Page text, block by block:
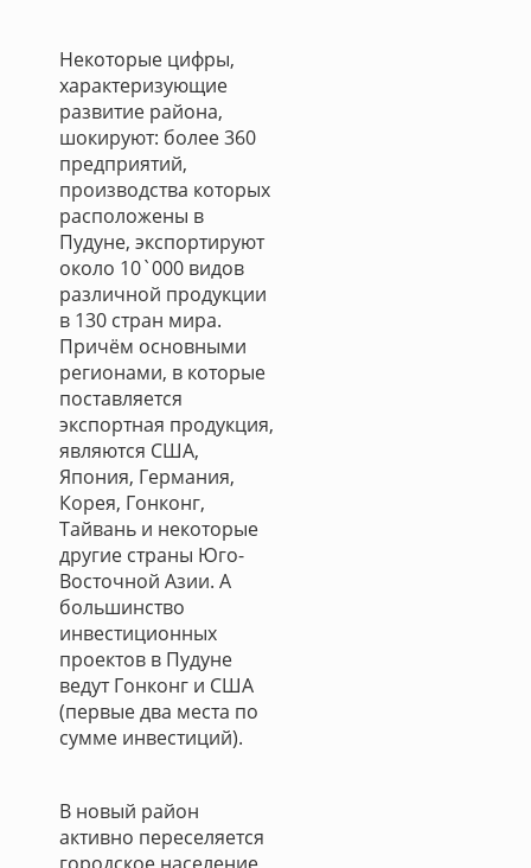
Некоторые цифры,
характеризующие
развитие района,
шокируют: более 360
предприятий,
производства которых
расположены в
Пудуне, экспортируют
около 10`000 видов
различной продукции
в 130 стран мира.
Причём основными
регионами, в которые
поставляется
экспортная продукция,
являются США,
Япония, Германия,
Корея, Гонконг,
Тайвань и некоторые
другие страны Юго-
Восточной Азии. А
большинство
инвестиционных
проектов в Пудуне
ведут Гонконг и США
(первые два места по
сумме инвестиций).
В новый район
активно переселяется